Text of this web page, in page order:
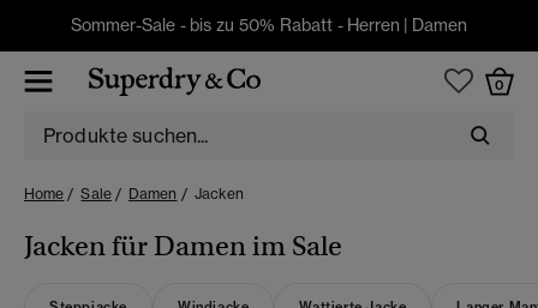
Sommer-Sale - bis zu 50% Rabatt - Herren | Damen
0
Home Sale Damen Jacken
Jacken für Damen im Sale